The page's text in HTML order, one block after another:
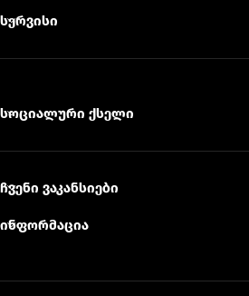
სერვისი
სოციალური ქსელი
ჩვენი ვაკანსიები
ინფორმაცია